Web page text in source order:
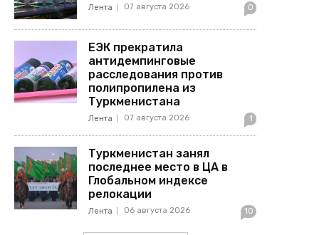
Лента 07 августа 2026 0
ЕЭК прекратила
антидемпинговые
расследования против
полипропилена из
Туркменистана
Лента 07 августа 2026 1
Туркменистан занял
последнее место в ЦА в
Глобальном индексе
релокации
Лента 06 августа 2026 10